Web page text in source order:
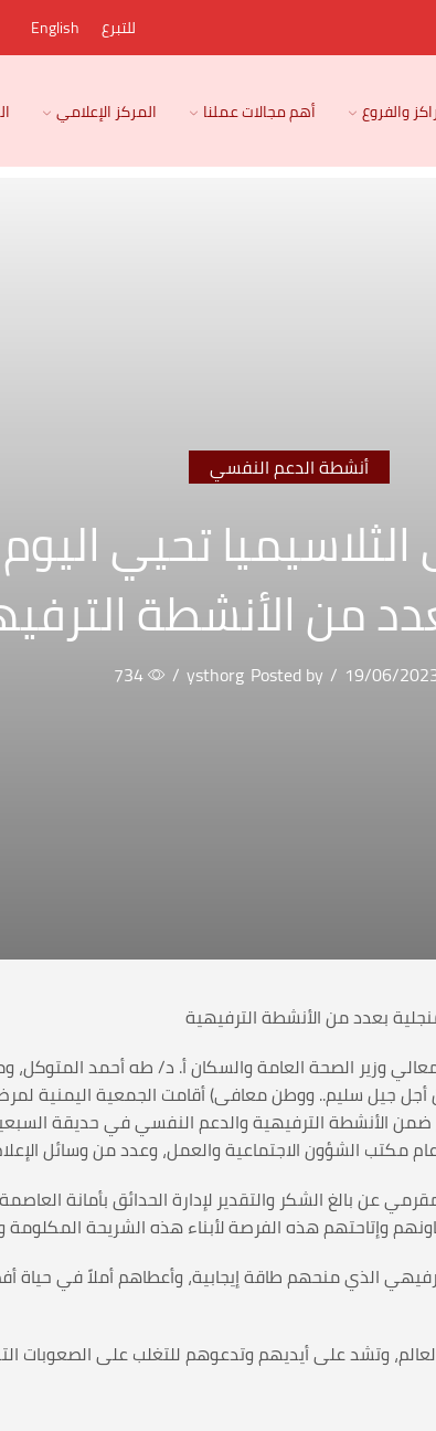
للتبرع English
والفروع أهم مجالات عملنا المركز الإعلامي
أنشطة الدعم النفسي
تحيي اليوم
من الأنشطة
/
Posted by
ysthorg
/
734
بعدد من الأنشطة الترفيهية
المنجلية الـ 19 من يونيو، وبرعاية معالي وزير الصحة العامة والسكان أ.
للمرضى وأسرهم ضمن الأنشطة الترفيهية والدعم النفسي في
مكتب الشؤون الاجتماعية والعمل، وعدد من وسائل
عن بالغ الشكر والتقدير لإدارة الحدائق بأمانة
وإتاحتهم هذه الفرصة لأبناء هذه الشريحة
الذي منحهم طاقة إيجابية، وأعطاهم أملاً في حياة
وتشد على أيديهم وتدعوهم للتغلب على الصعوبات